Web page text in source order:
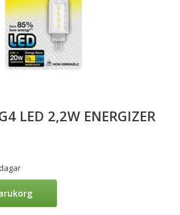
LED 2,2W ENERGIZER